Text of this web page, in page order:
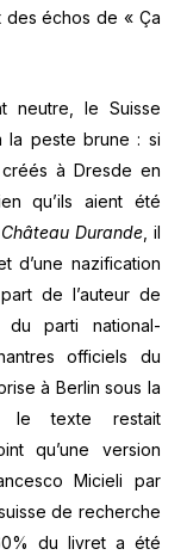
des échos de « Ça
neutre, le Suisse
la peste brune : si
à Dresde en
qu’ils aient été
Château Durande, il
d’une nazification
de l’auteur de
du parti national-
officiels du
à Berlin sous la
le texte restait
qu’une version
Micieli par
de recherche
du livret a été